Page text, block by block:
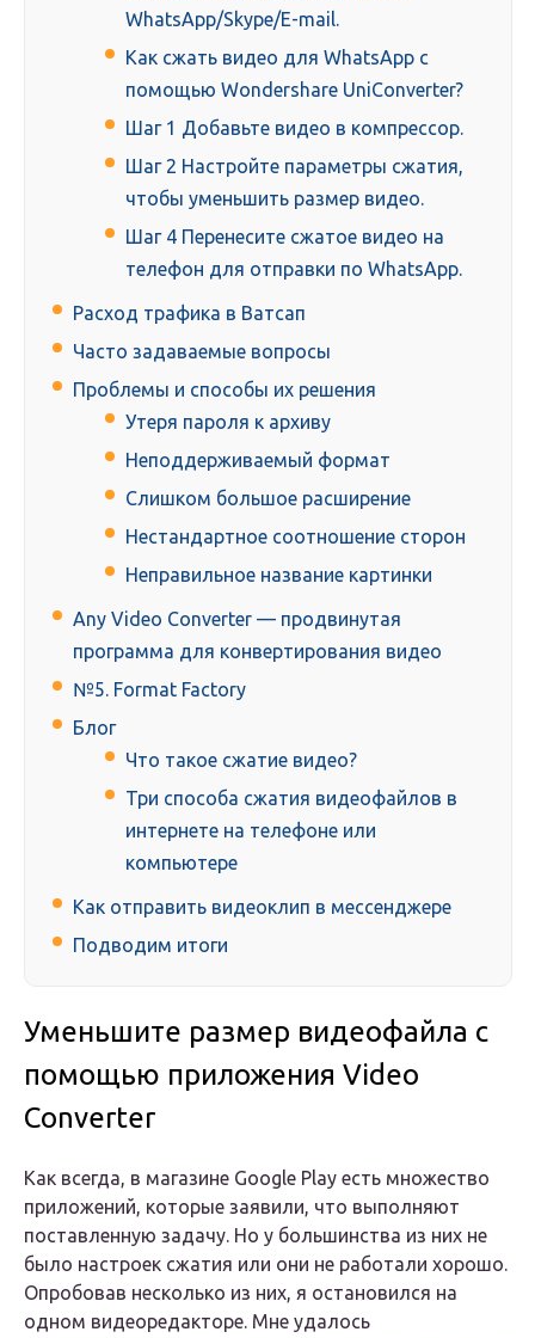
WhatsApp/Skype/E-mail.
Как сжать видео для WhatsApp с
помощью Wondershare UniConverter?
Шаг 1 Добавьте видео в компрессор.
Шаг 2 Настройте параметры сжатия,
чтобы уменьшить размер видео.
Шаг 4 Перенесите сжатое видео на
телефон для отправки по WhatsApp.
Расход трафика в Ватсап
Часто задаваемые вопросы
Проблемы и способы их решения
Утеря пароля к архиву
Неподдерживаемый формат
Слишком большое расширение
Нестандартное соотношение сторон
Неправильное название картинки
Any Video Converter — продвинутая
программа для конвертирования видео
№5. Format Factory​​​
Блог
Что такое сжатие видео?
Три способа сжатия видеофайлов в
интернете на телефоне или
компьютере
Как отправить видеоклип в мессенджере
Подводим итоги
Уменьшите размер видеофайла с
помощью приложения Video
Converter
Как всегда, в магазине Google Play есть множество
приложений, которые заявили, что выполняют
поставленную задачу. Но у большинства из них не
было настроек сжатия или они не работали хорошо.
Опробовав несколько из них, я остановился на
одном видеоредакторе. Мне удалось